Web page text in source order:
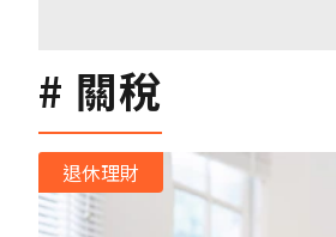
關稅
退休理財